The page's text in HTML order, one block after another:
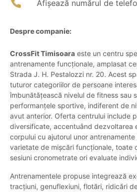
Afișează numărul de
Despre companie:
CrossFit Timisoara este un centru
antrenamente funcționale, amplasat
Strada J. H. Pestalozzi nr. 20. Acest
tuturor categoriilor de persoane
îmbunătățească nivelul de fitness sau
performanțele sportive, indiferent de
avut anterior. Oferta centrului include
diversificate, accentuând dezvoltarea
corpului cu ajutorul unor
varietate de mișcări funcționale, toate
sesiuni cronometrate ori evaluate
Antrenamentele propuse integrează
tracțiuni, genuflexiuni, flotări, ridicări